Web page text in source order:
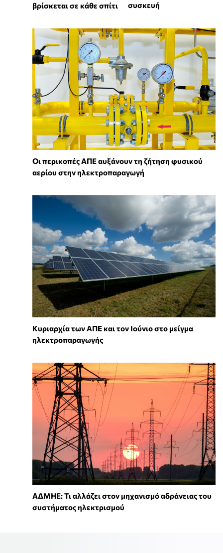
βρίσκεται σε κάθε σπίτι συσκευή
Οι περικοπές ΑΠΕ αυξάνουν τη ζήτηση φυσικού
αερίου στην ηλεκτροπαραγωγή
Κυριαρχία των ΑΠΕ και τον Ιούνιο στο μείγμα
ηλεκτροπαραγωγής
ΑΔΜΗΕ: Τι αλλάζει στον μηχανισμό αδράνειας του
συστήματος ηλεκτρισμού